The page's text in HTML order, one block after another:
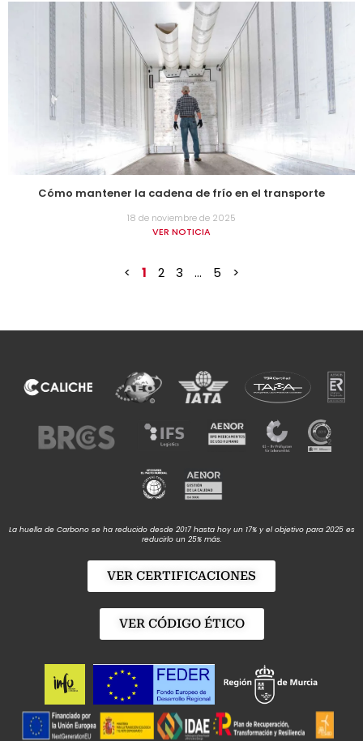
Cómo mantener la cadena de frío en el transporte
18 de noviembre de 2025
VER NOTICIA
< 1 2 3 … 5 >
La huella de Carbono se ha reducido desde 2017 hasta hoy un 17% y el objetivo para 2025 es
reducirlo un 25% más.
VER CERTIFICACIONES
VER CÓDIGO ÉTICO